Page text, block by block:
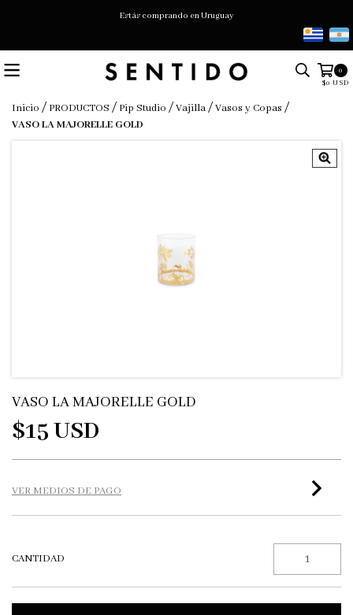
Estás comprando en Uruguay
0
$0 USD
Inicio /PRODUCTOS /Pip Studio /Vajilla/Vasos y Copas /
VASO LA MAJORELLE GOLD
VASO LA MAJORELLE GOLD
$15 USD
VER MEDIOS DE PAGO
CANTIDAD